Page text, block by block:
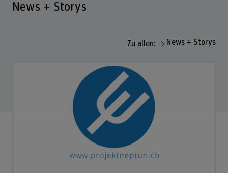
News + Storys
Zu allen: News + Storys